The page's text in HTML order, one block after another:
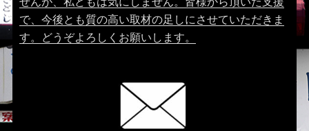
で、今後とも質の高い取材の足しにさせていただきま
す。どうぞよろしくお願いします。